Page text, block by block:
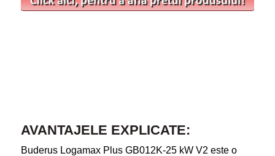
AVANTAJELE EXPLICATE:
Buderus Logamax Plus GB012K-25 kW V2 este o